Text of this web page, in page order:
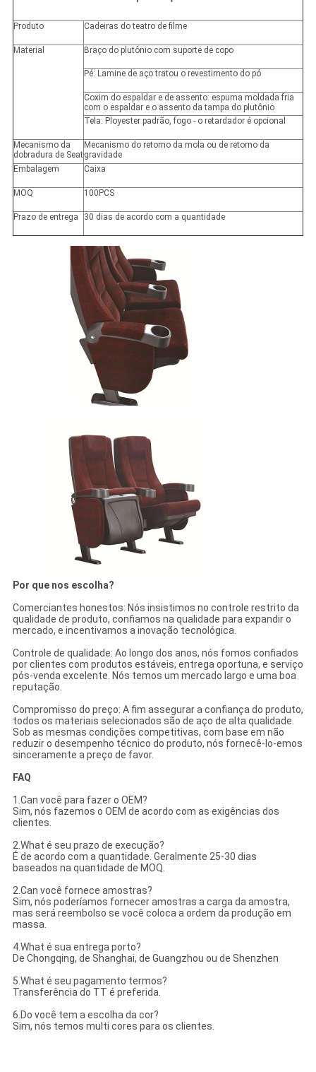
Produto Cadeiras do teatro de filme
Material Braço do plutônio com suporte de copo
Pé: Lamine de aço tratou o revestimento do pó
Coxim do espaldar e de assento: espuma moldada fria
com o espaldar e o assento da tampa do plutônio
Tela: Ployester padrão, fogo - o retardador é opcional
Mecanismo da
dobradura de Seat
Mecanismo do retorno da mola ou de retorno da
gravidade
Embalagem
Caixa
MOQ 100PCS
Prazo de entrega 30 dias de acordo com a quantidade
Por que nos escolha?
Comerciantes honestos: Nós insistimos no controle restrito da
qualidade de produto, confiamos na qualidade para expandir o
mercado, e incentivamos a inovação tecnológica.
Controle de qualidade: Ao longo dos anos, nós fomos confiados
por clientes com produtos estáveis, entrega oportuna, e serviço
pós-venda excelente. Nós temos um mercado largo e uma boa
reputação.
Compromisso do preço: A fim assegurar a confiança do produto,
todos os materiais selecionados são de aço de alta qualidade.
Sob as mesmas condições competitivas, com base em não
reduzir o desempenho técnico do produto, nós fornecê-lo-emos
sinceramente a preço de favor.
FAQ
1.Can você para fazer o OEM?
Sim, nós fazemos o OEM de acordo com as exigências dos
clientes.
2.What é seu prazo de execução?
É de acordo com a quantidade. Geralmente 25-30 dias
baseados na quantidade de MOQ.
2.Can você fornece amostras?
Sim, nós poderíamos fornecer amostras a carga da amostra,
mas será reembolso se você coloca a ordem da produção em
massa.
4.What é sua entrega porto?
De Chongqing, de Shanghai, de Guangzhou ou de Shenzhen
5.What é seu pagamento termos?
Transferência do TT é preferida.
6.Do você tem a escolha da cor?
Sim, nós temos multi cores para os clientes.